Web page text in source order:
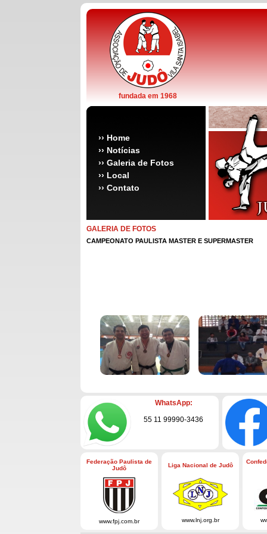
fundada em 1968
›› Home
›› Notícias
›› Galeria de Fotos
›› Local
›› Contato
GALERIA DE FOTOS
CAMPEONATO PAULISTA MASTER E SUPERMASTER
WhatsApp:
55 11 99990-3436
Federação Paulista de
Judô
www.fpj.com.br
Liga Nacional de Judô
www.lnj.org.br